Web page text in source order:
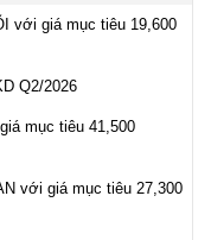
với giá mục tiêu 19,600
Q2/2026
mục tiêu 41,500
với giá mục tiêu 27,300